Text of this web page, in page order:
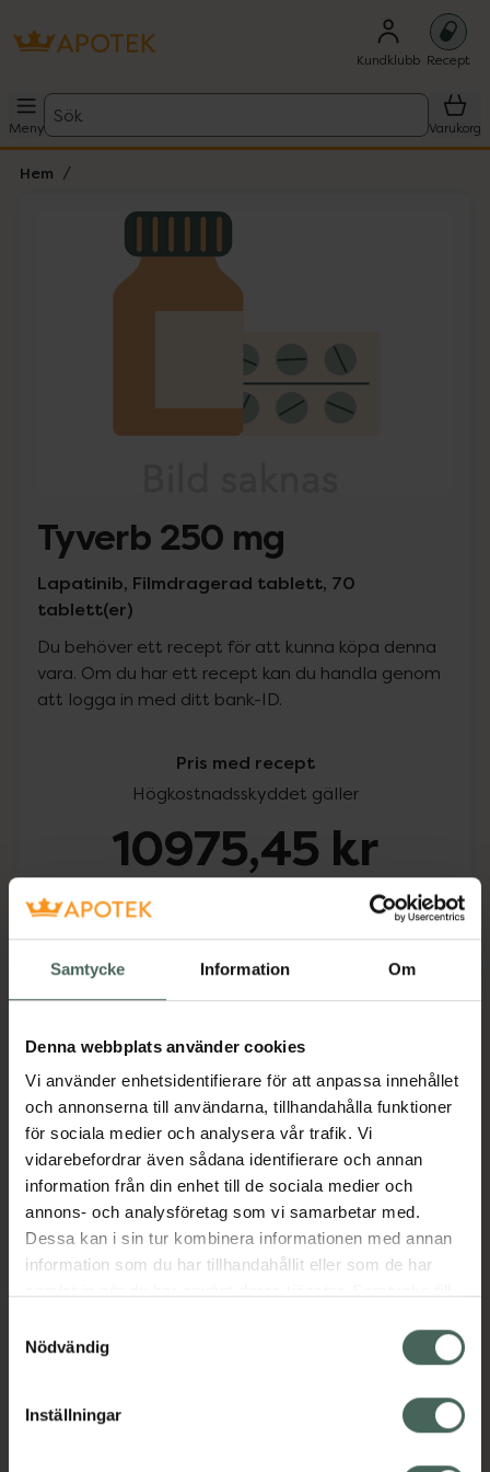
Samtycke Information Om
Denna webbplats använder cookies
Vi använder enhetsidentifierare för att anpassa innehållet
och annonserna till användarna, tillhandahålla funktioner
för sociala medier och analysera vår trafik. Vi
vidarebefordrar även sådana identifierare och annan
information från din enhet till de sociala medier och
annons- och analysföretag som vi samarbetar med.
Dessa kan i sin tur kombinera informationen med annan
information som du har tillhandahållit eller som de har
återkalla ditt samtycke via webbplatsens
cookieinställningar. Ett återkallat samtycke påverkar inte
lagligheten av behandling som skett innan återkallelsen.
Nödvändig
Inställningar
Kundklubb Recept
Meny
Sök
Varukorg
Hem
Lista: . Innehåller 1 objekt.
Tyverb 250 mg
Lapatinib, Filmdragerad tablett, 70
tablett(er)
Du behöver ett recept för att kunna köpa denna
vara. Om du har ett recept kan du handla genom
att logga in med ditt bank-ID.
Pris med recept
Högkostnadsskyddet gäller
10975,45 kr
Köp via ditt recept
Beskrivning Dölj
Läs alltid bipacksedeln innan
användning.
EAN:07046261861267
Visa